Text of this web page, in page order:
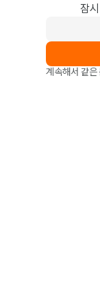
잠
계속해서 같은